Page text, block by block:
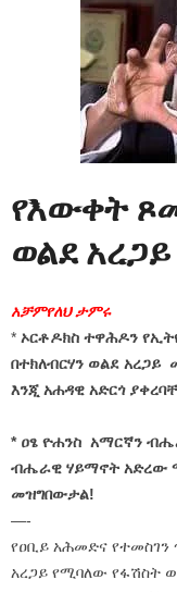
የእውቀት
ወልደ አረጋይ
አቻምየለህ ታምሩ
* ኦርቶዶክስ ተዋሕዶን
በተክለብርሃን ወልደ
እንጂ አሐዳዊ አድርጎ
* ዐፄ ዮሐንስ አማርኛን
ብሔራዊ ሃይማኖት አድረው
መዝግበውታል!
—-
የዐቢይ አሕመድና የተመስገን
አረጋይ የሚባለው የፋሽስት